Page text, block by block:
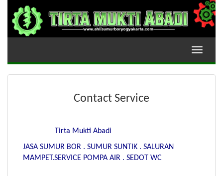
Toggle
Contact Service
Tirta Mukti Abadi
JASA SUMUR BOR . SUMUR SUNTIK . SALURAN
MAMPET.SERVICE POMPA AIR . SEDOT WC